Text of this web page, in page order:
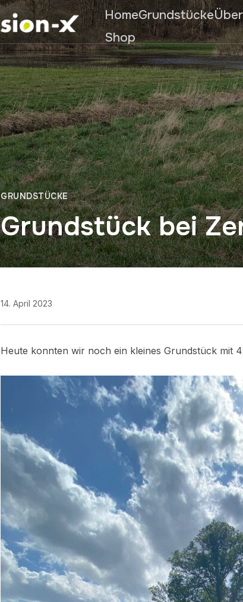
HomeGrundstücke
Shop
GRUNDSTÜCKE
Grundstück bei
14. April 2023
Heute konnten wir noch ein kleines Grundstück mit